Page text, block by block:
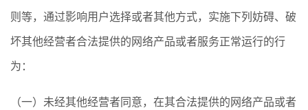
则等，通过影响用户选择或者其他方式，实施下列妨碍、破
坏其他经营者合法提供的网络产品或者服务正常运行的行
为：
（一）未经其他经营者同意，在其合法提供的网络产品或者